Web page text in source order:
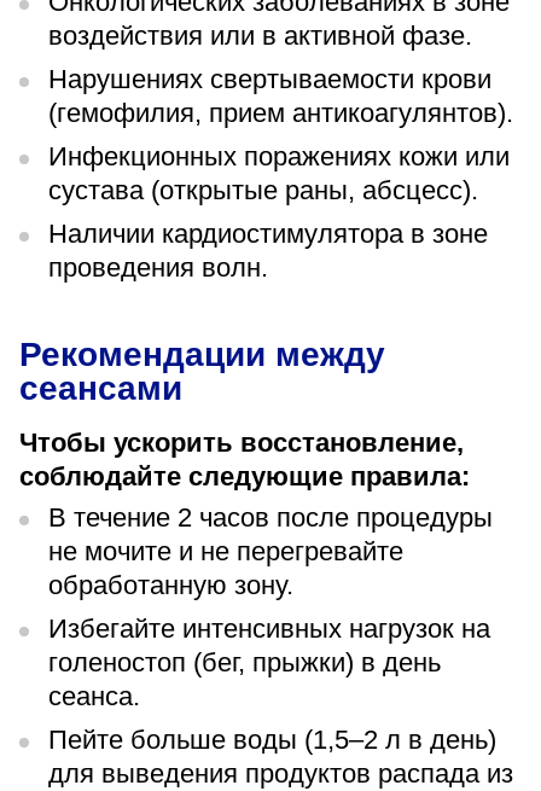
воздействия или в активной фазе.
Нарушениях свертываемости крови
(гемофилия, прием антикоагулянтов).
Инфекционных поражениях кожи или
сустава (открытые раны, абсцесс).
Наличии кардиостимулятора в зоне
проведения волн.
Рекомендации между
сеансами
Чтобы ускорить восстановление,
соблюдайте следующие правила:
В течение 2 часов после процедуры
не мочите и не перегревайте
обработанную зону.
Избегайте интенсивных нагрузок на
голеностоп (бег, прыжки) в день
сеанса.
Пейте больше воды (1,5–2 л в день)
для выведения продуктов распада из